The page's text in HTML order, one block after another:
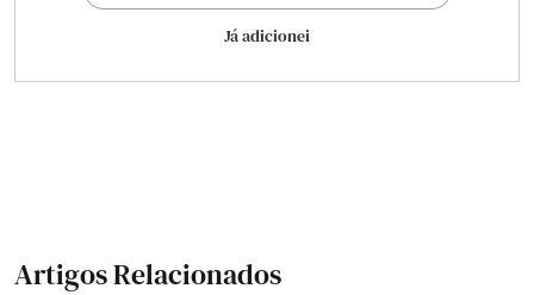
Já adicionei
Artigos Relacionados